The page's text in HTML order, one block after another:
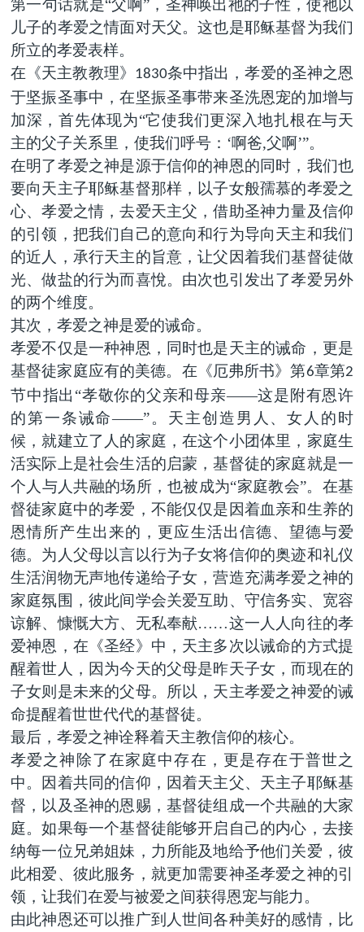
第一句话就是“父啊”，圣神唤出祂的子性，使祂以
儿子的孝爱之情面对天父。这也是耶稣基督为我们
所立的孝爱表样。
在《天主教教理》 1830条中指出，孝爱的圣神之恩
于坚振圣事中，在坚振圣事带来圣洗恩宠的加增与
加深，首先体现为“它使我们更深入地扎根在与天
主的父子关系里，使我们呼号： ‘啊爸,父啊’”。
在明了孝爱之神是源于信仰的神恩的同时，我们也
要向天主子耶稣基督那样，以子女般孺慕的孝爱之
心、孝爱之情，去爱天主父，借助圣神力量及信仰
的引领，把我们自己的意向和行为导向天主和我们
的近人，承行天主的旨意，让父因着我们基督徒做
光、做盐的行为而喜悅。由次也引发出了孝爱另外
的两个维度。
其次，孝爱之神是爱的诫命。
孝爱不仅是一种神恩，同时也是天主的诫命，更是
基督徒家庭应有的美德。在《厄弗所书》第6章第2
节中指出“孝敬你的父亲和母亲——这是附有恩许
的第一条诫命——”。天主创造男人、女人的时
候，就建立了人的家庭，在这个小团体里，家庭生
活实际上是社会生活的启蒙，基督徒的家庭就是一
个人与人共融的场所，也被成为“家庭教会”。在基
督徒家庭中的孝爱，不能仅仅是因着血亲和生养的
恩情所产生出来的，更应生活出信德、望德与爱
德。为人父母以言以行为子女将信仰的奥迹和礼仪
生活润物无声地传递给子女，营造充满孝爱之神的
家庭氛围，彼此间学会关爱互助、守信务实、宽容
谅解、慷慨大方、无私奉献……这一人人向往的孝
爱神恩，在《圣经》中，天主多次以诫命的方式提
醒着世人，因为今天的父母是昨天子女，而现在的
子女则是未来的父母。所以，天主孝爱之神爱的诫
命提醒着世世代代的基督徒。
最后，孝爱之神诠释着天主教信仰的核心。
孝爱之神除了在家庭中存在，更是存在于普世之
中。因着共同的信仰，因着天主父、天主子耶稣基
督，以及圣神的恩赐，基督徒组成一个共融的大家
庭。如果每一个基督徒能够开启自己的内心，去接
纳每一位兄弟姐妹，力所能及地给予他们关爱，彼
此相爱、彼此服务，就更加需要神圣孝爱之神的引
领，让我们在爱与被爱之间获得恩宠与能力。
由此神恩还可以推广到人世间各种美好的感情，比